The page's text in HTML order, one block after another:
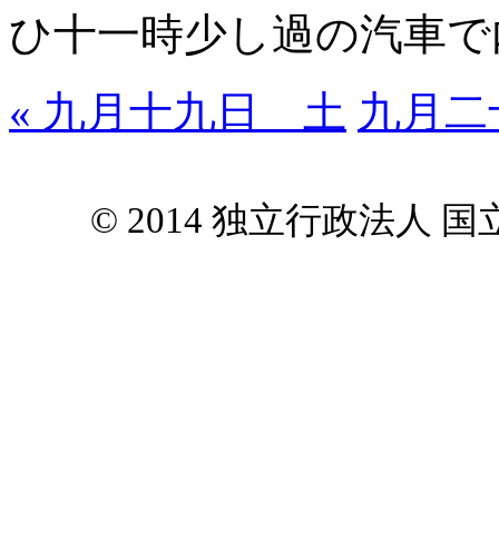
ひ十一時少し過の汽車
« 九月十九日 土 九月
© 2014 独立行政法人 国